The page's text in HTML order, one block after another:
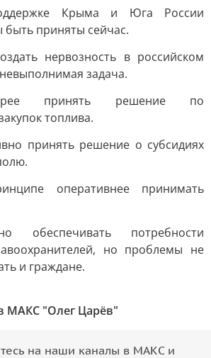
Крыма и Юга России
приняты сейчас.
нервозность в российском
задача.
принять решение по
топлива.
принять решение о субсидиях
оперативнее принимать
обеспечивать потребности
но проблемы не
и граждане.
МАКС "Олег Царёв"
на наши каналы в МАКС и